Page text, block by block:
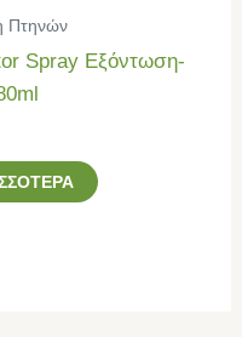
Πτηνών
Spray Εξόντωση-